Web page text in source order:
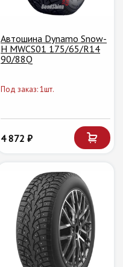
Автошина Dynamo Snow-
H MWCS01 175/65/R14
90/88Q
Под заказ: 1шт.
4 872 ₽